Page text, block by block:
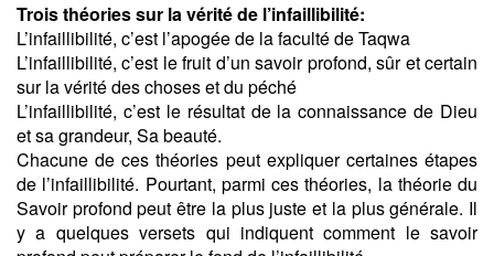
Trois théories sur la vérité de l’infaillibilité:
L’infaillibilité, c’est l’apogée de la faculté de Taqwa
L’infaillibilité, c’est le fruit d’un savoir profond, sûr et certain
sur la vérité des choses et du péché
L’infaillibilité, c’est le résultat de la connaissance de Dieu
et sa grandeur, Sa beauté.
Chacune de ces théories peut expliquer certaines étapes
de l’infaillibilité. Pourtant, parmi ces théories, la théorie du
Savoir profond peut être la plus juste et la plus générale. Il
y a quelques versets qui indiquent comment le savoir